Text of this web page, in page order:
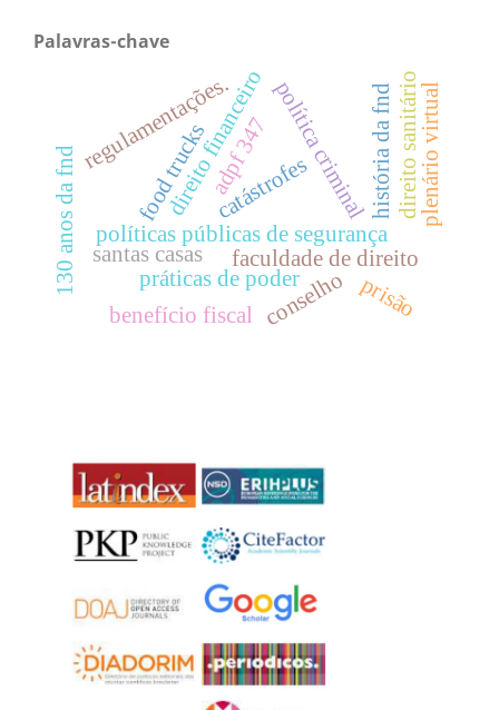
Palavras-chave
food trucks política criminal
políticas públicas de segurança
faculdade de direito
regulamentações.
práticas de poder
catástrofes
conselho
história da fnd
130 anos da fnd
direito financeiro
benefício fiscal
adpf 347
prisão
direito sanitárioplenário virtual
santas casas